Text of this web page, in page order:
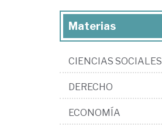
Materias
CIENCIAS SOCIALES
DERECHO
ECONOMÍA